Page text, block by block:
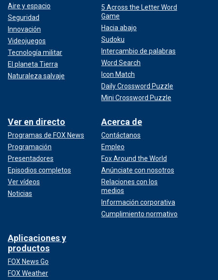
Aire y espacio
Seguridad
Innovación
Videojuegos
Tecnología militar
El planeta Tierra
Naturaleza salvaje
5 Across the Letter Word
Game
Hacia abajo
Sudoku
Intercambio de palabras
Word Search
Icon Match
Daily Crossword Puzzle
Mini Crossword Puzzle
Ver en directo
Programas de FOX News
Programación
Presentadores
Episodios completos
Ver vídeos
Noticias
Acerca de
Contáctanos
Empleo
Fox Around the World
Anúnciate con nosotros
Relaciones con los
medios
Información corporativa
Cumplimiento normativo
Aplicaciones y
productos
FOX News Go
FOX Weather